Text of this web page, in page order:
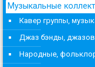
Музыкальные
Кавер группы,
Джаз бэнды,
Народные,